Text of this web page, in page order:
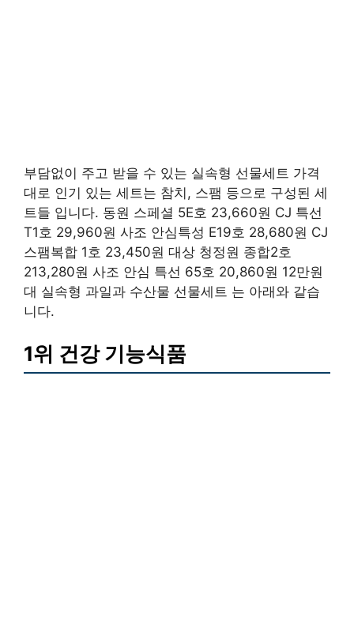
부담없이 주고 받을 수 있는 실속형 선물세트 가격
대로 인기 있는 세트는 참치, 스팸 등으로 구성된 세
트들 입니다. 동원 스페셜 5E호 23,660원 CJ 특선
T1호 29,960원 사조 안심특성 E19호 28,680원 CJ
스팸복합 1호 23,450원 대상 청정원 종합2호
213,280원 사조 안심 특선 65호 20,860원 12만원
대 실속형 과일과 수산물 선물세트 는 아래와 같습
니다.
1위 건강 기능식품